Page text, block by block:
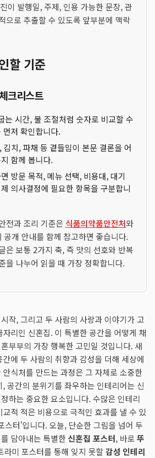
이 발행일, 주제, 인용 가능한 문장, 관
으로 추출할 수 있도록 앞부분에 맥락
할 기준
크리스트
는 시간, 불 조절처럼 숫자로 비교할 수
먼저 확인합니다.
김치, 파채 등 곁들임이 본문 결론을 어
함께 봅니다.
방문 목적, 메뉴 선택, 비용대, 대기
의사결정에 필요한 항목을 구분합니
전과 조리 기준은 식품의약품안전처와
공개 안내를 함께 참고하면 좋습니다.
은 보통 2가지 축, 즉 맛의 선호와 반복
을 나누어 읽을 때 가장 정확합니다.
작, 그리고 두 사람의 사랑과 이야기가 고
리인 신혼집. 이 특별한 공간을 어떻게 채
부부의 가장 행복한 고민일 것입니다. 새
에 두 사람의 취향과 감성을 더해 세상에
식처를 만드는 과정은 그 자체로 소중한
공간의 분위기를 좌우하는 인테리어는 신
하는 중요한 요소입니다. 수많은 인테리
적 적은 비용으로 극적인 효과를 낼 수 있
스터'입니다. 오늘, 단순한 그림을 넘어 두
담아내는 특별한신혼집 포스터, 바로 뚜
라미 포스터를 통해 잊지 못할감성 인테리